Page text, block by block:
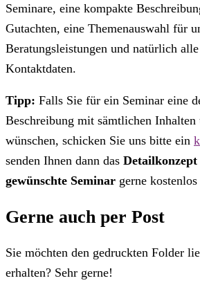
Seminare, eine kompakte
Gutachten, eine Themenauswahl für
Beratungsleistungen und natürlich alle
Kontaktdaten.
Tipp: Falls Sie für ein Seminar eine
Beschreibung mit sämtlichen Inhalten
wünschen, schicken Sie uns bitte ein
senden Ihnen dann das
gewünschte Seminar gerne kostenlos
Gerne auch per Post
Sie möchten den gedruckten Folder
erhalten? Sehr gerne!